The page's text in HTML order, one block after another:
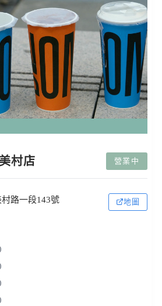
村店 營業中
路一段143號 地圖